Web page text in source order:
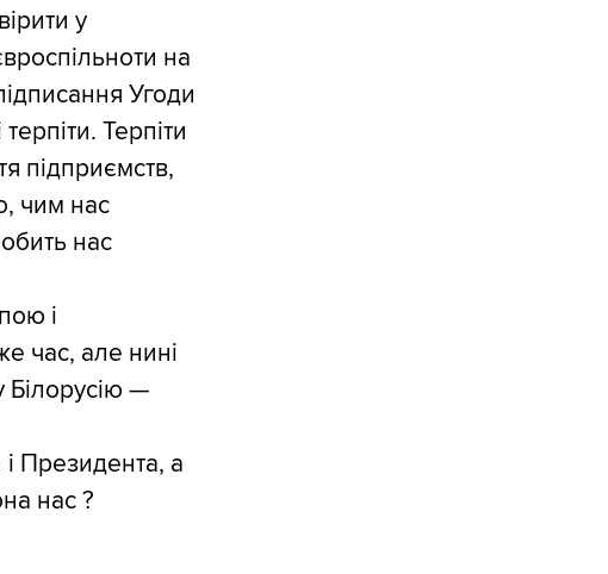
у
на
Угоди
Терпіти
підприємств,
чим нас
нас
і
час, але нині
Білорусію —
Президента, а
нас ?